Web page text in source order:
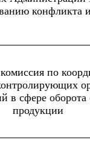
конфликта
по
в сфере оборота
продукции